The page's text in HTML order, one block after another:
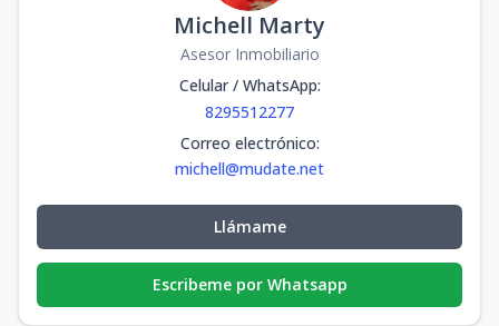
Michell Marty
Asesor Inmobiliario
Celular / WhatsApp:
8295512277
Correo electrónico:
michell@mudate.net
Llámame
Escribeme por Whatsapp